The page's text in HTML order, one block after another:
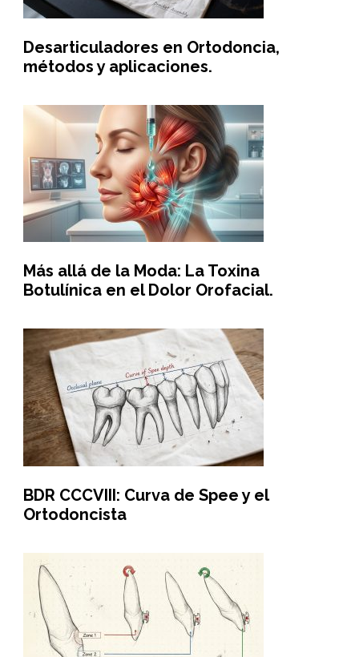
Desarticuladores en Ortodoncia,
métodos y aplicaciones.
Más allá de la Moda: La Toxina
Botulínica en el Dolor Orofacial.
BDR CCCVIII: Curva de Spee y el
Ortodoncista